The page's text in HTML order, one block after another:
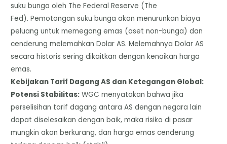
suku bunga oleh The Federal Reserve (The
Fed). Pemotongan suku bunga akan menurunkan biaya
peluang untuk memegang emas (aset non-bunga) dan
cenderung melemahkan Dolar AS. Melemahnya Dolar AS
secara historis sering dikaitkan dengan kenaikan harga
emas.
​Kebijakan Tarif Dagang AS dan Ketegangan Global:
​Potensi Stabilitas: WGC menyatakan bahwa jika
perselisihan tarif dagang antara AS dengan negara lain
dapat diselesaikan dengan baik, maka risiko di pasar
mungkin akan berkurang, dan harga emas cenderung